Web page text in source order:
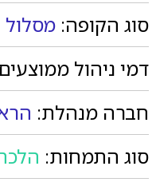
סוג הקופה:
דמי ניהול
חברה מנהלת:
סוג התמחות: